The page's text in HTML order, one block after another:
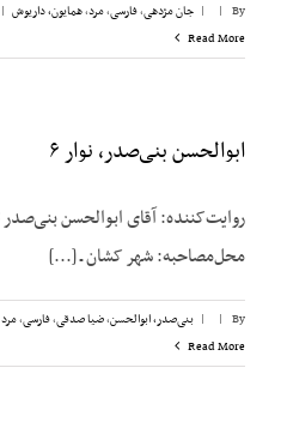
By
|
| جان مژدهی,فارسی,مرد,همایون، داریوش |
Read More
ابوالحسن بنی‌صدر، نوار ۶
محل‌مصاحبه: شهر کشان ـ [...]
By
|
| بنی‌صدر، ابوالحسن,ضیا صدقی,فارسی,مرد
Read More